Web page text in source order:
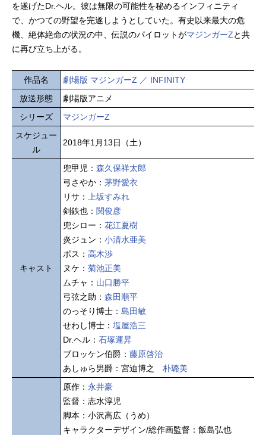
を遂げたDr.ヘル。彼は無限の可能性を秘めるインフィニティ
で、かつての野望を完遂しようとしていた。有史以来最大の危
機、絶体絶命の状況の中、伝説のパイロットがマジンガーZと共
に再び立ち上がる。
作品名
劇場版 マジンガーZ ／ INFINITY
放送形態
劇場版アニメ
シリーズ
マジンガーZ
スケジュー
ル
2018年1月13日（土）
キャスト
兜甲児： 森久保祥太郎
弓さやか： 茅野愛衣
リサ：
上坂すみれ
剣鉄也： 関俊彦
兜シロー： 花江夏樹
炎ジュン： 小清水亜美
ボス： 高木渉
ヌケ： 菊池正美
ムチャ： 山口勝平
弓弦之助： 森田順平
のっそり博士： 島田敏
せわし博士： 塩屋浩三
Dr.ヘル： 石塚運昇
ブロッケン伯爵： 藤原啓治
あしゅら男爵：宮迫博之 朴璐美
原作： 永井豪
監督：志水淳児
脚本：小沢高広（うめ）
キャラクターデザイン/総作画監督：飯島弘也